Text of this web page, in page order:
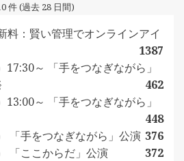
件 (過去 28 日間)
料：賢い管理でオンラインアイ
1387
～ 「手をつなぎながら」
462
～ 「手をつなぎながら」
448
「手をつなぎながら」公演 376
「ここからだ」公演
372